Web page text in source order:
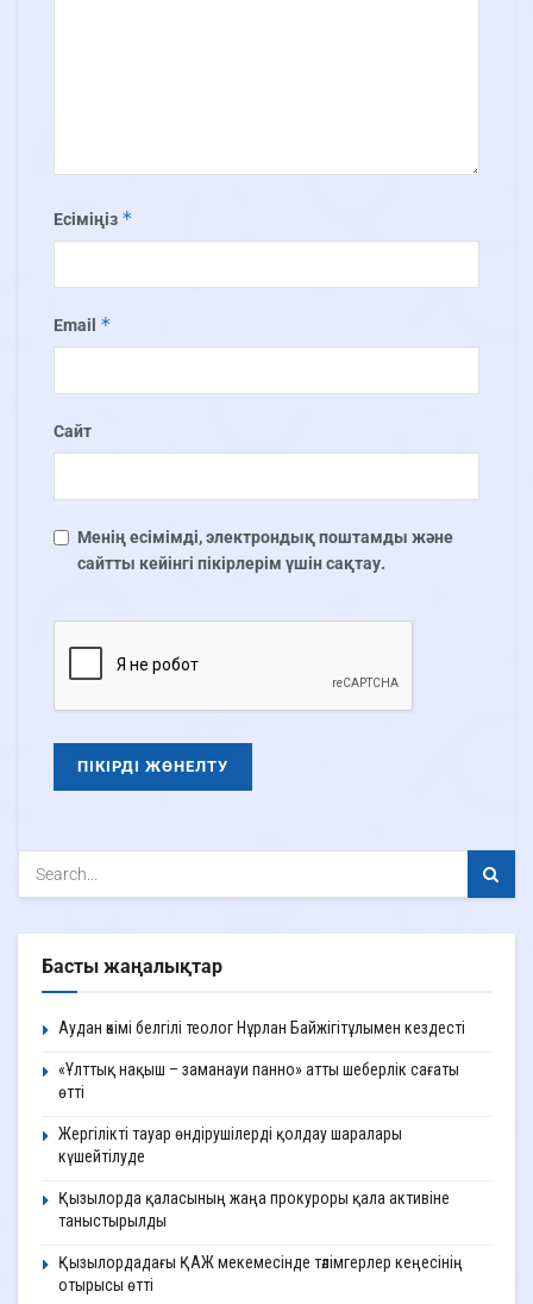
Есіміңіз *
Email *
Сайт
Менің есімімді, электрондық поштамды және
сайтты кейінгі пікірлерім үшін сақтау.
Басты жаңалықтар
Аудан әкімі белгілі теолог Нұрлан Байжігітұлымен кездесті
«Ұлттық нақыш – заманауи панно» атты шеберлік сағаты
өтті
Жергілікті тауар өндірушілерді қолдау шаралары
күшейтілуде
Қызылорда қаласының жаңа прокуроры қала активіне
таныстырылды
Қызылордадағы ҚАЖ мекемесінде тәлімгерлер кеңесінің
отырысы өтті